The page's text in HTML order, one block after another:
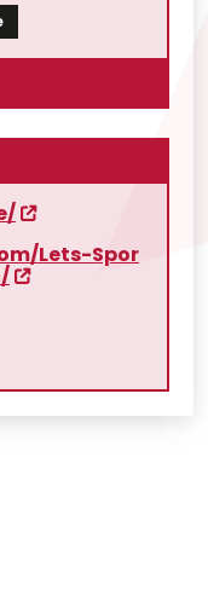
Lets-Spor